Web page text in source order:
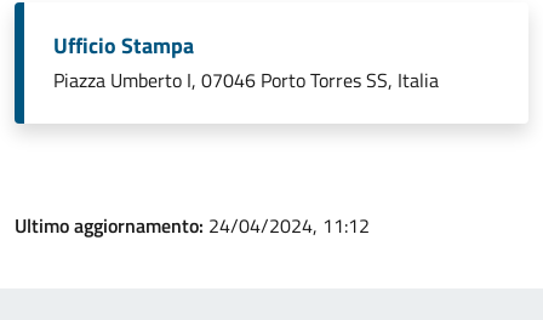
Ufficio Stampa
Piazza Umberto I, 07046 Porto Torres SS, Italia
Ultimo aggiornamento: 24/04/2024, 11:12